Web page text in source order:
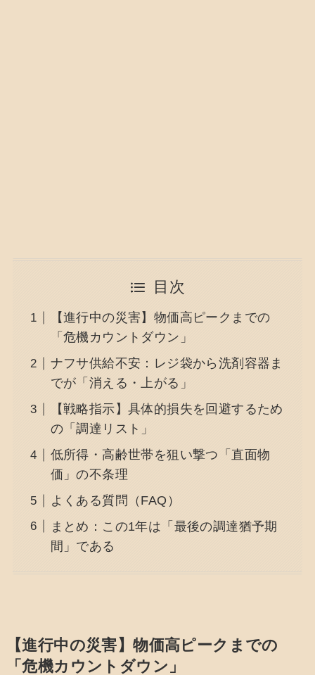
目次
【進行中の災害】物価高ピークまでの
「危機カウントダウン」
ナフサ供給不安：レジ袋から洗剤容器ま
でが「消える・上がる」
【戦略指示】具体的損失を回避するため
の「調達リスト」
低所得・高齢世帯を狙い撃つ「直面物
価」の不条理
よくある質問（FAQ）
まとめ：この1年は「最後の調達猶予期
間」である
【進行中の災害】物価高ピークまでの
「危機カウントダウン」